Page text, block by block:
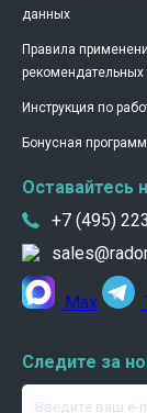
данных
Правила
рекомендательных
Инструкция по
Бонусная
Оставайтесь
+7 (495)
Max
Следите за